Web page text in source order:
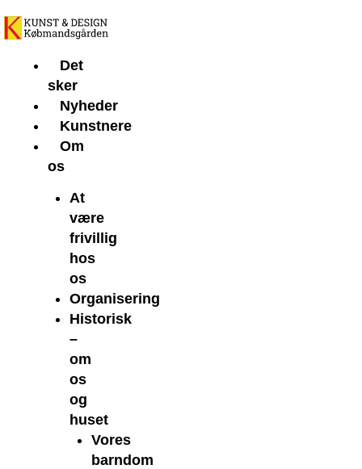
til
Det
sker
Nyheder
Kunstnere
Om
os
At
være
frivillig
hos
os
Organisering
Historisk
–
om
os
og
huset
Vores
barndom